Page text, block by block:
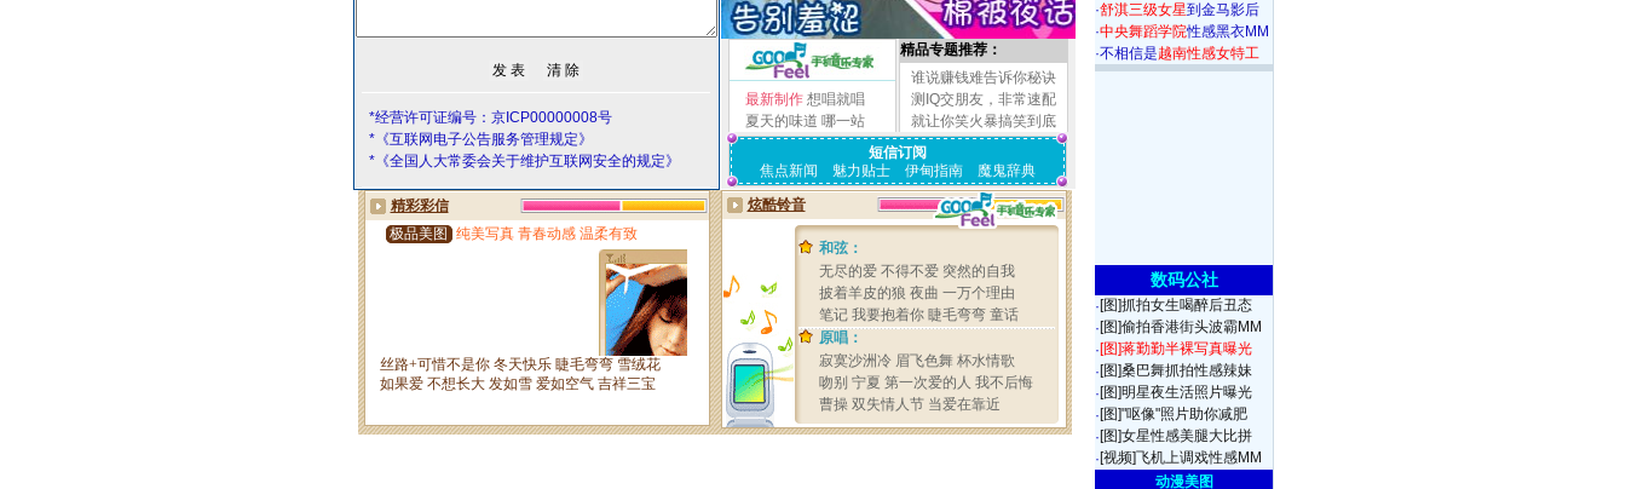
*经营许可证编号：京ICP00000008号
*《互联网电子公告服务管理规定》
*《全国人大常委会关于维护互联网安全的规定》
最新制作 想唱就唱
夏天的味道 哪一站
精品专题推荐：
谁说赚钱难告诉你秘诀
测IQ交朋友，非常速配
就让你笑火暴搞笑到底
短信订阅
焦点新闻
魅力贴士 伊甸指南 魔鬼辞典
·舒淇三级女星到金马影后
·中央舞蹈学院性感黑衣MM
·不相信是越南性感女特工
数码公社
· [图]抓拍女生喝醉后丑态
· [图]偷拍香港街头波霸MM
·[图]蒋勤勤半裸写真曝光
· [图]桑巴舞抓拍性感辣妹
· [图]明星夜生活照片曝光
· [图]"呕像"照片助你减肥
· [图]女星性感美腿大比拼
· [视频]飞机上调戏性感MM
动漫美图